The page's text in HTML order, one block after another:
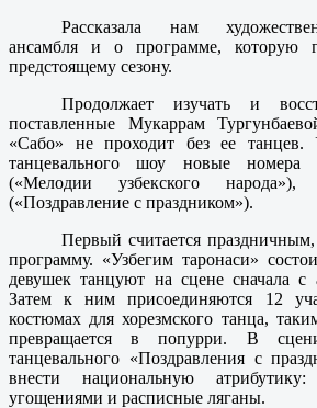
Рассказала нам
ансамбля и о программе, которую
предстоящему сезону.
Продолжает изучать и
поставленные Мукаррам
«Сабо» не проходит без ее танцев.
танцевального шоу новые номера
(«Мелодии узбекского народа»),
(«Поздравление с праздником»).
Первый считается
программу. «Узбегим таронаси»
девушек танцуют на сцене сначала с
Затем к ним присоединяются 12
костюмах для хорезмского танца,
превращается в попурри. В
танцевального «Поздравления с
внести национальную
угощениями и расписные ляганы.